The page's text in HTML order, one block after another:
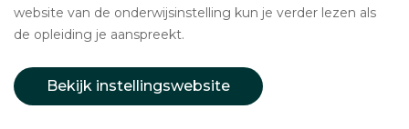
website van de onderwijsinstelling kun je verder lezen als
de opleiding je aanspreekt.
Bekijk instellingswebsite